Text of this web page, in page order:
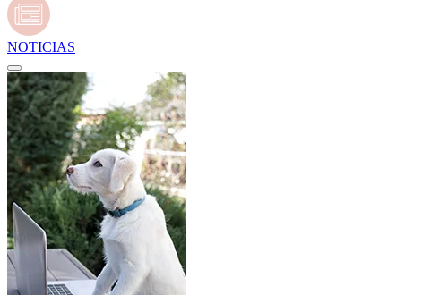
NOTICIAS